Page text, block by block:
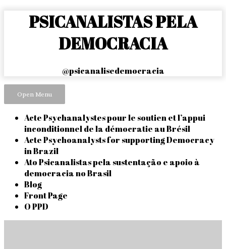
PSICANALISTAS PELA
DEMOCRACIA
@psicanalisedemocracia
Open Menu
Acte Psychanalystes pour le soutien et l’appui
inconditionnel de la démocratie au Brésil
Acte Psychoanalysts for supporting Democracy
in Brazil
Ato Psicanalistas pela sustentação e apoio à
democracia no Brasil
Blog
Front Page
O PPD